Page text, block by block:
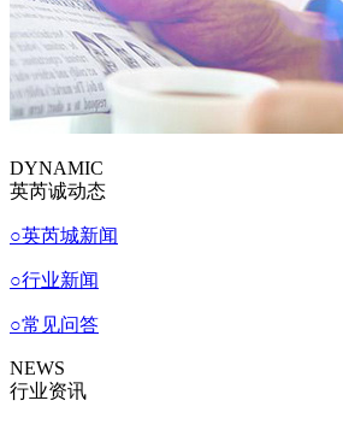
DYNAMIC
英芮诚动态
○英芮城新闻
○行业新闻
○常见问答
NEWS
行业资讯